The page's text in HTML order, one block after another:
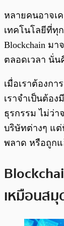
หลายคนอาจเ
เทคโนโลยีที่ทุ
Blockchain ม
ตลอดเวลา นั่น
เมื่อเราต้องก
เราจำเป็นต้อ
ธุรกรรม ไม่ว่า
บริษัทต่างๆ แ
พลาด หรือถูก
เหมือนส